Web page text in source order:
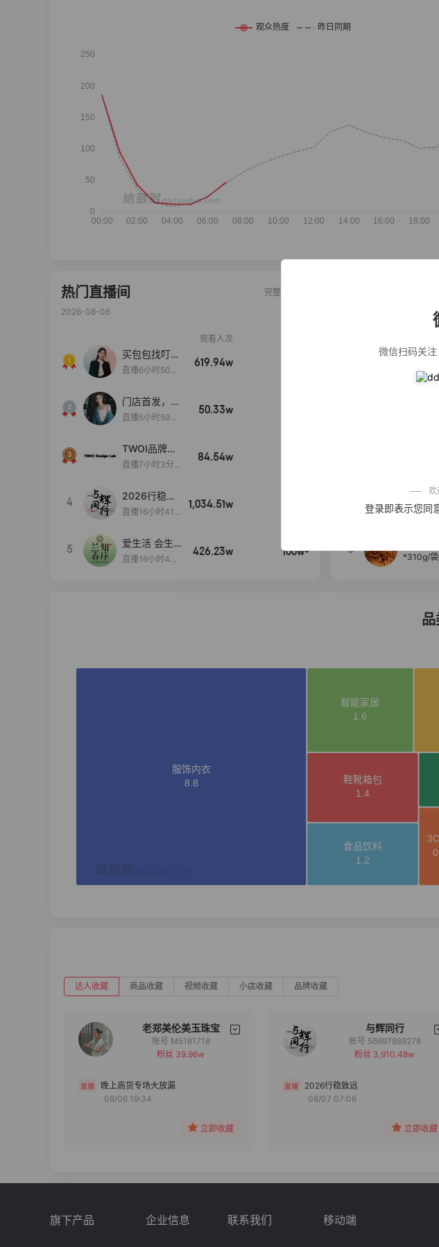
微信扫码关
欢
登录即表示您同
热门直播间
完整榜单
2026-08-06
观看人次
买包包找叮
当,一折购！
直播6小时50分
619.94w
门店首发，秋
款大上新！！
直播5小时59分
50.33w
TWOI品牌直
播间新款上
直播7小时3分5
84.54w
4
2026行稳致
远
直播16小时41
1,034.51w
5
爱生活 会生
活
直播16小时45
426.23w 100w+
法式气质
女设计
衣粉轻松
污渍除
巧卡盒卡
【试吃
茸红烧酱
5
*310g/袋
达人收藏 商品收藏 视频收藏 小店收藏 品牌收藏
老郑美伦美玉珠宝
备注
分组
账号 M5181718
粉丝 39.96w
晚上高货专场大放漏
08/06 19:34
立即收藏
与辉同行
备注
账号 56697889278
粉丝 3,910.48w
2026行稳致远
08/07 07:06
立即收藏
旗下产品 企业信息 联系我们 移动端